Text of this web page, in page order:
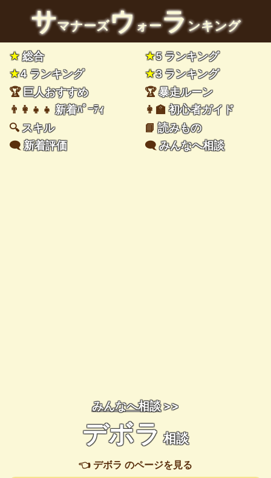
サマナーズウォーランキング
★総合 ★5 ランキング
★4 ランキング ★3 ランキング
🏆巨人おすすめ 🏆暴走ルーン
👨‍👩‍👧‍👧新着ﾊﾟｰﾃｨ 👩‍🏫初心者ガイド
🔍スキル 📘読みもの
🗨️新着評価 🗨️みんなへ相談
みんなへ相談>>
デボラ 相談
👈 デボラ のページを見る